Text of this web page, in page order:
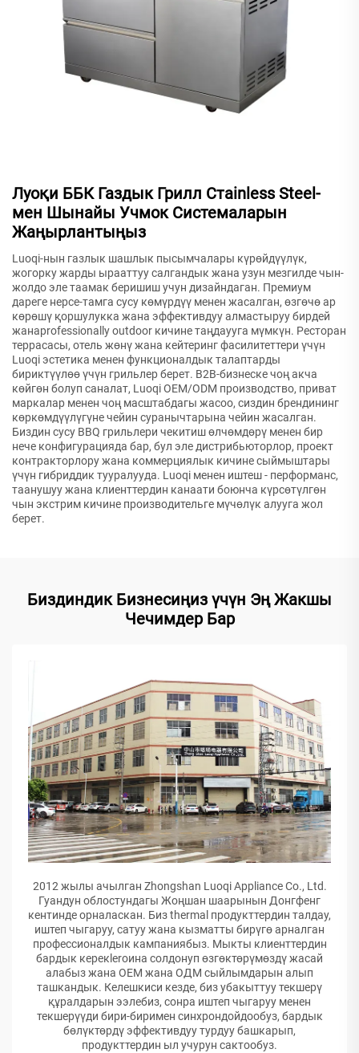
Луоқи ББК Газдык Грилл Стainless Steel-
мен Шынайы Учмок Системаларын
Жаңырлантыңыз
Luoqi-нын газлык шашлык пысымчалары күрөйдүүлүк,
жогорку жарды ырааттуу салгандык жана узун мезгилде чын-
жолдо эле таамак беришиш учун дизайндаган. Премиум
дареге нерсе-тамга сусу көмүрдүү менен жасалган, өзгөчө ар
көрөшү қоршулукка жана эффективдуу алмастыруу бирдей
жанаprofessionally outdoor кичине таңдаууга мүмкүн. Ресторан
террасасы, отель жөнү жана кейтеринг фасилитеттери үчүн
Luoqi эстетика менен функционалдык талаптарды
бириктүүлөө үчүн грильлер берет. B2B-бизнеске чоң акча
көйгөн болуп саналат, Luoqi OEM/ODM производство, приват
маркалар менен чоң масштабдагы жасоо, сиздин брендининг
көркөмдүүлүгүне чейин суранычтарына чейин жасалган.
Биздин сусу BBQ грильлери чекитиш өлчөмдөрү менен бир
нече конфигурацияда бар, бул эле дистрибьюторлор, проект
контракторлору жана коммерциялык кичине сыймыштары
үчүн гибриддик тууралууда. Luoqi менен иштеш - перформанс,
таанушуу жана клиенттердин канаати боюнча күрсөтүлгөн
чын экстрим кичине производительге мүчөлүк алууга жол
берет.
Биздиндик Бизнесиңиз үчүн Эң Жакшы
Чечимдер Бар
2012 жылы ачылган Zhongshan Luoqi Appliance Co., Ltd.
Гуандун облостундагы Жоңшан шаарынын Донгфенг
кентинде орналаскан. Биз thermal продукттердин талдау,
иштеп чыгаруу, сатуу жана кызматты бирүгө арналган
профессионалдык кампаниябыз. Мыкты клиенттердин
бардык керекleroина солдонуп өзгөктөрүмөздү жасай
алабыз жана ОЕМ жана ОДМ сыйлымдарын алып
ташкандык. Келешкиси кезде, биз убакыттуу текшерү
құралдарын ээлебиз, сонра иштеп чыгаруу менен
текшерүүди бири-биримен синхрондойдообуз, бардык
бөлүктөрдү эффективдуу турдуу башкарып,
продукттердин ыл учурун сактообуз.